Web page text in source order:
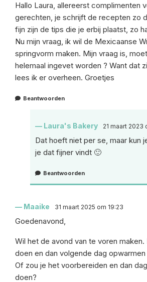
Hallo Laura, allereerst complimenten
gerechten, je schrijft de recepten zo
fijn zijn de tips die je erbij plaatst, zo
Nu mijn vraag, ik wil de Mexicaanse
springvorm maken. Mijn vraag is,
helemaal ingevet worden ? Want dat
lees ik er overheen. Groetjes
Beantwoorden
Laura's Bakery 21 maart 2023
Dat hoeft niet per se, maar kun
je dat fijner vindt 🙂
Beantwoorden
Maaike 31 maart 2025 om 19:23
Goedenavond,
Wil het de avond van te voren maken.
doen en dan volgende dag
Of zou je het voorbereiden en dan
doen?